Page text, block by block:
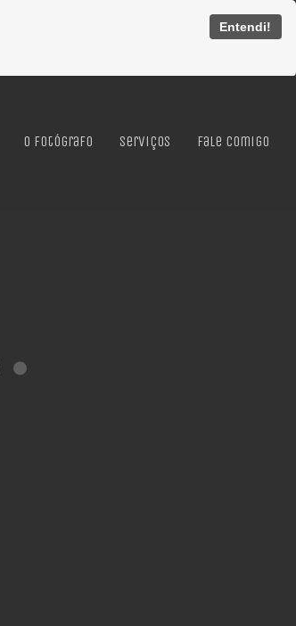
Entendi!
O Fotógrafo Serviços Fale Comigo